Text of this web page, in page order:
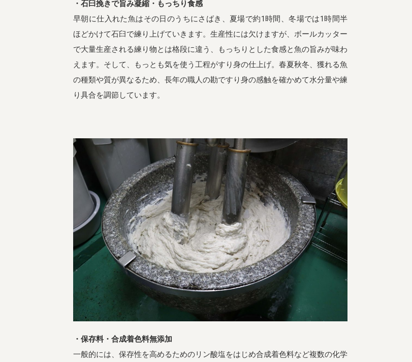
・石臼挽きで旨み凝縮・もっちり食感
早朝に仕入れた魚はその日のうちにさばき、夏場で約1時間、冬場では1時間半
ほどかけて石臼で練り上げていきます。生産性には欠けますが、ボールカッター
で大量生産される練り物とは格段に違う、もっちりとした食感と魚の旨みが味わ
えます。そして、もっとも気を使う工程がすり身の仕上げ。春夏秋冬、獲れる魚
の種類や質が異なるため、長年の職人の勘ですり身の感触を確かめて水分量や練
り具合を調節しています。
・保存料・合成着色料無添加
一般的には、保存性を高めるためのリン酸塩をはじめ合成着色料など複数の化学